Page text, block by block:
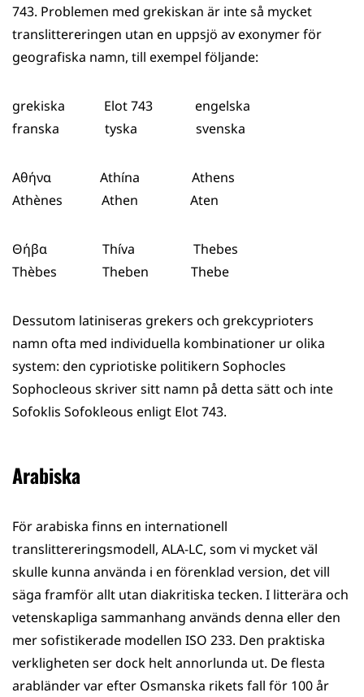
743. Problemen med grekiskan är inte så mycket
translittereringen utan en uppsjö av exonymer för
geografiska namn, till exempel följande:
grekiska Elot 743 engelska
franska tyska svenska
Αθήνα Athína Athens
Athènes Athen Aten
Θήβα Thíva Thebes
Thèbes Theben Thebe
Dessutom latiniseras grekers och grekcyprioters
namn ofta med individuella kombinationer ur olika
system: den cypriotiske politikern Sophocles
Sophocleous skriver sitt namn på detta sätt och inte
Sofoklis Sofokleous enligt Elot 743.
Arabiska
För arabiska finns en internationell
translittereringsmodell, ALA-LC, som vi mycket väl
skulle kunna använda i en förenklad version, det vill
säga framför allt utan diakritiska tecken. I litterära och
vetenskapliga sammanhang används denna eller den
mer sofistikerade modellen ISO 233. Den praktiska
verkligheten ser dock helt annorlunda ut. De flesta
arabländer var efter Osmanska rikets fall för 100 år